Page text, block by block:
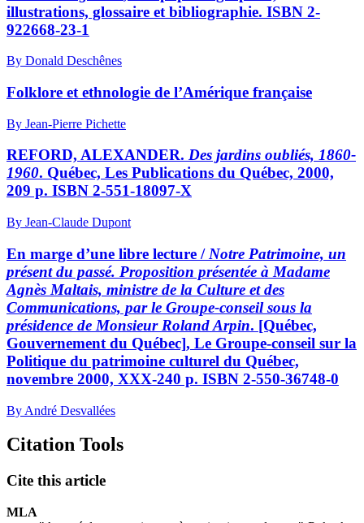
illustrations, glossaire et bibliographie. ISBN 2-
922668-23-1
By Donald Deschênes
Folklore et ethnologie de l’Amérique française
By Jean-Pierre Pichette
REFORD, ALEXANDER. Des jardins oubliés, 1860-
1960. Québec, Les Publications du Québec, 2000,
209 p. ISBN 2-551-18097-X
By Jean-Claude Dupont
En marge d’une libre lecture / Notre Patrimoine, un
présent du passé. Proposition présentée à Madame
Agnès Maltais, ministre de la Culture et des
Communications, par le Groupe-conseil sous la
présidence de Monsieur Roland Arpin. [Québec,
Gouvernement du Québec], Le Groupe-conseil sur la
Politique du patrimoine culturel du Québec,
novembre 2000, XXX-240 p. ISBN 2-550-36748-0
By André Desvallées
Citation Tools
Cite this article
MLA